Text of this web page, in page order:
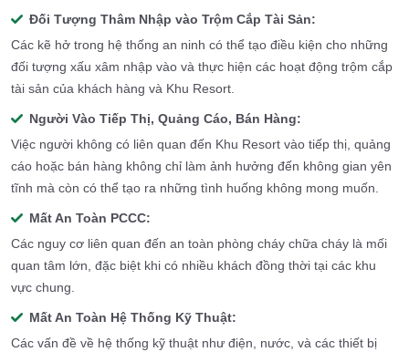
Đối Tượng Thâm Nhập vào Trộm Cắp Tài Sản:
Các kẽ hở trong hệ thống an ninh có thể tạo điều kiện cho những
đối tượng xấu xâm nhập vào và thực hiện các hoạt động trộm cắp
tài sản của khách hàng và Khu Resort.
Người Vào Tiếp Thị, Quảng Cáo, Bán Hàng:
Việc người không có liên quan đến Khu Resort vào tiếp thị, quảng
cáo hoặc bán hàng không chỉ làm ảnh hưởng đến không gian yên
tĩnh mà còn có thể tạo ra những tình huống không mong muốn.
Mất An Toàn PCCC:
Các nguy cơ liên quan đến an toàn phòng cháy chữa cháy là mối
quan tâm lớn, đặc biệt khi có nhiều khách đồng thời tại các khu
vực chung.
Mất An Toàn Hệ Thống Kỹ Thuật:
Các vấn đề về hệ thống kỹ thuật như điện, nước, và các thiết bị